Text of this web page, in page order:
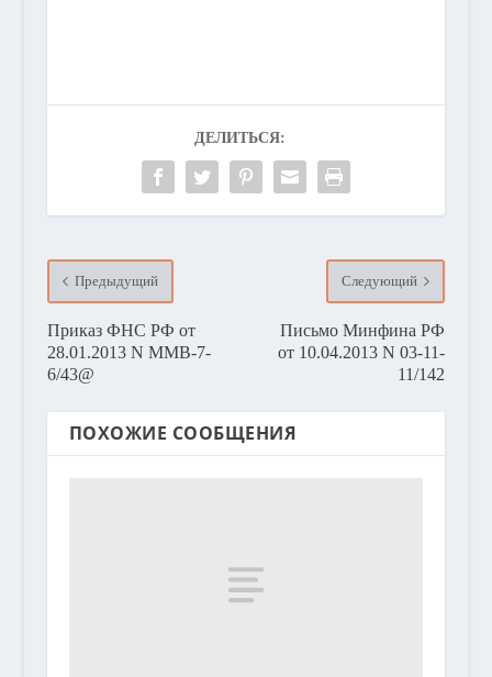
ДЕЛИТЬСЯ:
Предыдущий
Приказ ФНС РФ от
28.01.2013 N ММВ-7-
6/43@
Следующий
Письмо Минфина РФ
от 10.04.2013 N 03-11-
11/142
ПОХОЖИЕ СООБЩЕНИЯ